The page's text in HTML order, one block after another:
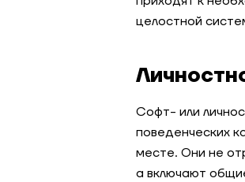
целостной
Софт- или
поведенческих
месте. Они не
а включают